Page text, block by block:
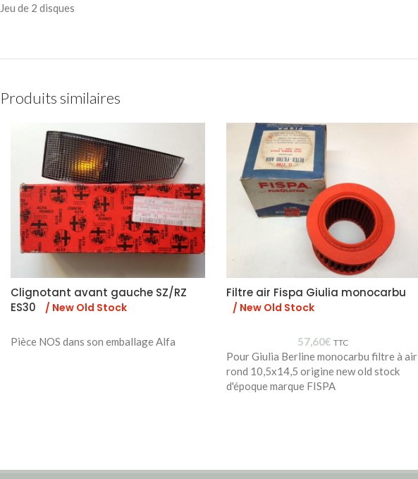
Jeu de 2 disques
Produits similaires
Clignotant avant gauche SZ/RZ
ES30
/ New Old Stock
Pièce NOS dans son emballage Alfa
Filtre air Fispa Giulia monocarbu
/ New Old Stock
57,60€ TTC
Pour Giulia Berline monocarbu filtre à air
rond 10,5x14,5 origine new old stock
d'époque marque FISPA